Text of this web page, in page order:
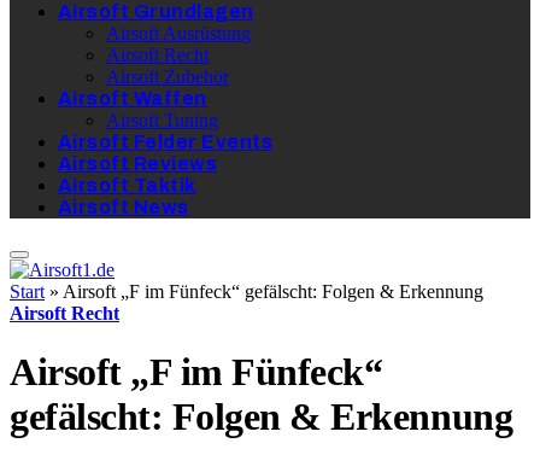
Airsoft Grundlagen
Airsoft Ausrüstung
Airsoft Recht
Airsoft Zubehör
Airsoft Waffen
Airsoft Tuning
Airsoft Felder Events
Airsoft Reviews
Airsoft Taktik
Airsoft News
Start » Airsoft „F im Fünfeck“ gefälscht: Folgen & Erkennung
Airsoft Recht
Airsoft „F im Fünfeck“
gefälscht: Folgen & Erkennung